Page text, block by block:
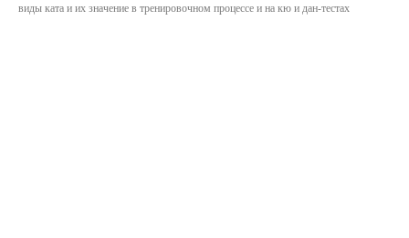
виды ката и их значение в тренировочном процессе и на кю и дан-тестах